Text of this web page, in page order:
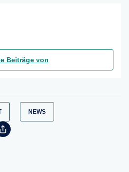
Beiträge von
NEWS